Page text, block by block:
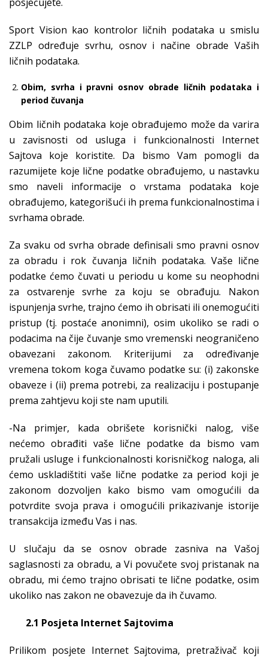
Sport Vision kao kontrolor ličnih podataka u smislu
ZZLP određuje svrhu, osnov i načine obrade Vaših
ličnih podataka.
Obim, svrha i pravni osnov obrade ličnih podataka i
period čuvanja
Obim ličnih podataka koje obrađujemo može da varira
u zavisnosti od usluga i funkcionalnosti Internet
Sajtova koje koristite. Da bismo Vam pomogli da
razumijete koje lične podatke obrađujemo, u nastavku
smo naveli informacije o vrstama podataka koje
obrađujemo, kategorišući ih prema funkcionalnostima i
svrhama obrade.
Za svaku od svrha obrade definisali smo pravni osnov
za obradu i rok čuvanja ličnih podataka. Vaše lične
podatke ćemo čuvati u periodu u kome su neophodni
za ostvarenje svrhe za koju se obrađuju. Nakon
ispunjenja svrhe, trajno ćemo ih obrisati ili onemogućiti
pristup (tj. postaće anonimni), osim ukoliko se radi o
podacima na čije čuvanje smo vremenski neograničeno
obavezani zakonom. Kriterijumi za određivanje
vremena tokom koga čuvamo podatke su: (i) zakonske
obaveze i (ii) prema potrebi, za realizaciju i postupanje
prema zahtjevu koji ste nam uputili.
-Na primjer, kada obrišete korisnički nalog, više
nećemo obrađiti vaše lične podatke da bismo vam
pružali usluge i funkcionalnosti korisničkog naloga, ali
ćemo uskladištiti vaše lične podatke za period koji je
zakonom dozvoljen kako bismo vam omogućili da
potvrdite svoja prava i omogućili prikazivanje istorije
transakcija između Vas i nas.
U slučaju da se osnov obrade zasniva na Vašoj
saglasnosti za obradu, a Vi povučete svoj pristanak na
obradu, mi ćemo trajno obrisati te lične podatke, osim
ukoliko nas zakon ne obavezuje da ih čuvamo.
2.1 Posjeta Internet Sajtovima
Prilikom posjete Internet Sajtovima, pretraživač koji